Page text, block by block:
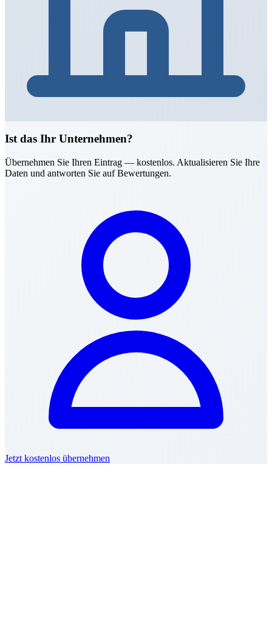
Ist das Ihr Unternehmen?
Übernehmen Sie Ihren Eintrag — kostenlos. Aktualisieren Sie Ihre
Daten und antworten Sie auf Bewertungen.
Jetzt kostenlos übernehmen